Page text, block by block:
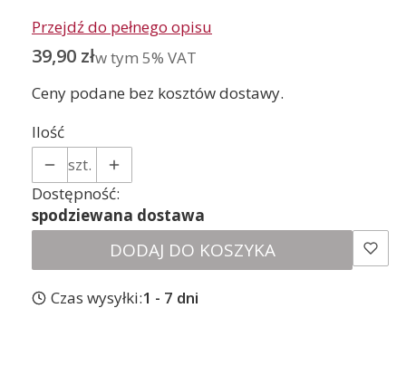
Przejdź do pełnego opisu
Cena
39,90 złw tym 5% VAT
w tym 5% VAT
Ceny podane bez kosztów dostawy.
Ilość
szt.
Dostępność:
spodziewana dostawa
DODAJ DO KOSZYKA
Czas wysyłki:1 - 7 dni